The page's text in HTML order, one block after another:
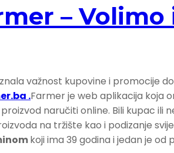
–
važnost kupovine i promocije
.Farmer je web aplikacija koja
naručiti online. Bili kupac ili
na tržište kao i podizanje
koji ima 39 godina i jedan je